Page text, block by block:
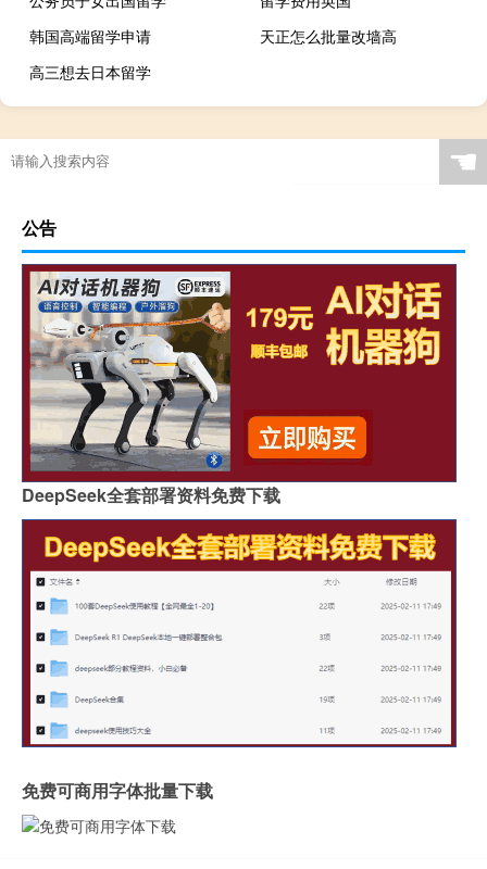
韩国高端留学申请
天正怎么批量改墙高
高三想去日本留学
☚
公告
DeepSeek全套部署资料免费下载
免费可商用字体批量下载